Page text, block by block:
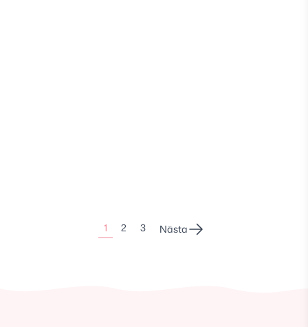
1 2 3 Nästa